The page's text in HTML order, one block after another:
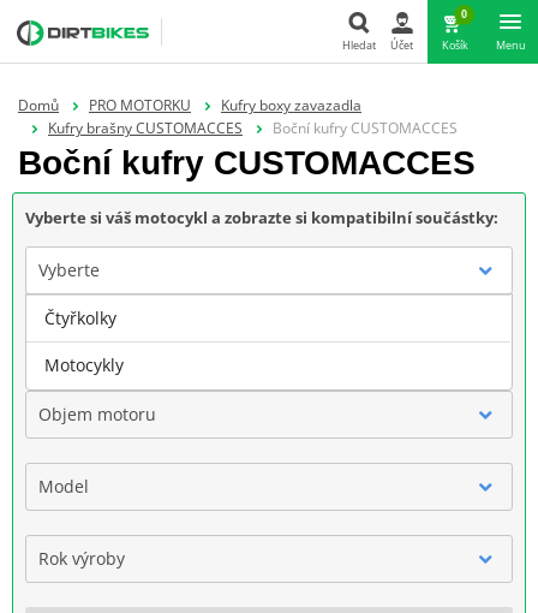
Hledat Účet
0
Košík Menu
Domů PRO MOTORKU
Kufry boxy zavazadla
Kufry brašny CUSTOMACCES
Boční kufry CUSTOMACCES
Boční kufry CUSTOMACCES
Vyberte si váš motocykl a zobrazte si kompatibilní součástky:
Vyberte
Značka
Objem motoru
Model
Rok výroby
Čtyřkolky
Motocykly